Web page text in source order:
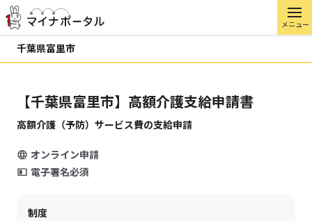
メニュー
千葉県富里市
【千葉県富里市】高額介護支給申請書
高額介護（予防）サービス費の支給申請
オンライン申請
電子署名必須
制度